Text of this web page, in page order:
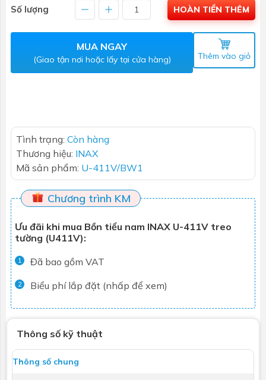
Số lượng HOÀN TIỀN THÊM
MUA NGAY
(Giao tận nơi hoặc lấy tại cửa hàng) Thêm vào giỏ
Tình trạng: Còn hàng
Thương hiệu: INAX
Mã sản phẩm: U-411V/BW1
Chương trình KM
Ưu đãi khi mua Bồn tiểu nam INAX U-411V treo
tường (U411V):
1 Đã bao gồm VAT
2 Biểu phí lắp đặt (nhấp để xem)
Thông số kỹ thuật
Thông số chung